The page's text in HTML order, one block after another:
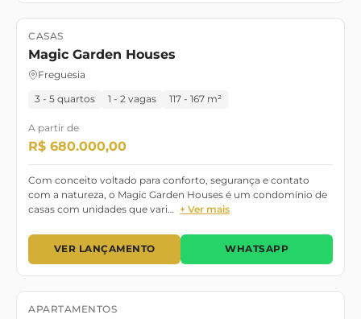
Lançamento
CASAS
Magic Garden Houses
Freguesia
3 - 5 quartos 1 - 2 vagas 117 - 167 m²
A partir de
R$ 680.000,00
Com conceito voltado para conforto, segurança e contato
com a natureza, o Magic Garden Houses é um condomínio de
casas com unidades que vari… + Ver mais
VER LANÇAMENTO WHATSAPP
Lançamento Pronto para Morar
APARTAMENTOS